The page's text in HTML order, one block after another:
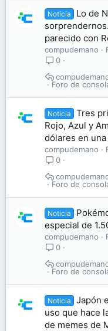
Noticia
Lo de
parecido con
compudemano
0
Foro de
Noticia
Tres
Rojo, Azul y
dólares en
compudemano
0
Foro de
Noticia
especial de
compudemano
0
Foro de
Noticia
Japón
uso que hace
de memes de